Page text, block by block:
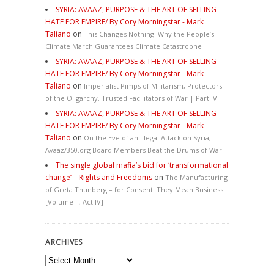
SYRIA: AVAAZ, PURPOSE & THE ART OF SELLING
HATE FOR EMPIRE/ By Cory Morningstar - Mark
Taliano on This Changes Nothing. Why the People’s
Climate March Guarantees Climate Catastrophe
SYRIA: AVAAZ, PURPOSE & THE ART OF SELLING
HATE FOR EMPIRE/ By Cory Morningstar - Mark
Taliano on Imperialist Pimps of Militarism, Protectors
of the Oligarchy, Trusted Facilitators of War | Part IV
SYRIA: AVAAZ, PURPOSE & THE ART OF SELLING
HATE FOR EMPIRE/ By Cory Morningstar - Mark
Taliano on On the Eve of an Illegal Attack on Syria,
Avaaz/350.org Board Members Beat the Drums of War
The single global mafia’s bid for ‘transformational
change’ – Rights and Freedoms on The Manufacturing
of Greta Thunberg – for Consent: They Mean Business
[Volume II, Act IV]
ARCHIVES
Archives